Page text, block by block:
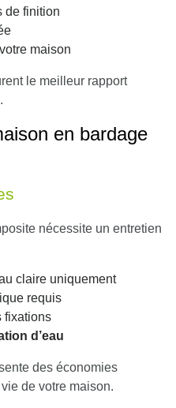
de finition
maison
le meilleur rapport
en bardage
nécessite un entretien
claire uniquement
requis
fixations
d’eau
des économies
de votre maison.